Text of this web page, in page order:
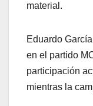
material.
Eduardo
en el partido
participación
mientras la